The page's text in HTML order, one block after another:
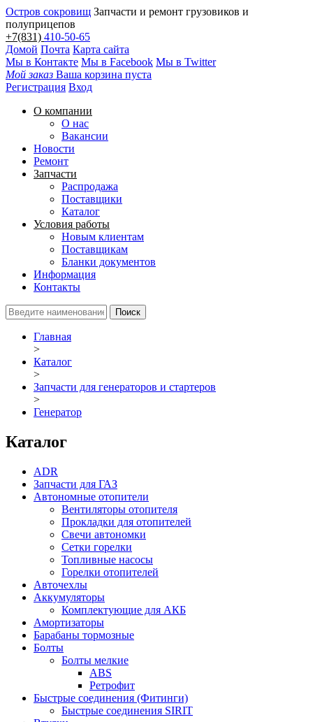
Остров сокровищ Запчасти и ремонт грузовиков и
полуприцепов
+7(831) 410-50-65
Домой Почта Карта сайта
Мы в Контакте Мы в Facebook Мы в Twitter
Мой заказ Ваша корзина пуста
Регистрация Вход
О компании
О нас
Вакансии
Новости
Ремонт
Запчасти
Распродажа
Поставщики
Каталог
Условия работы
Новым клиентам
Поставщикам
Бланки документов
Информация
Контакты
Главная
>
Каталог
>
Запчасти для генераторов и стартеров
>
Генератор
Каталог
ADR
Запчасти для ГАЗ
Автономные отопители
Вентиляторы отопителя
Прокладки для отопителей
Свечи автономки
Сетки горелки
Топливные насосы
Горелки отопителей
Авточехлы
Аккумуляторы
Комплектующие для АКБ
Амортизаторы
Барабаны тормозные
Болты
Болты мелкие
ABS
Ретрофит
Быстрые соединения (Фитинги)
Быстрые соединения SIRIT